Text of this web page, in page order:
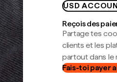
USD
Reçois des
Partage tes
clients et les
partout dans le
Fais-toi payer